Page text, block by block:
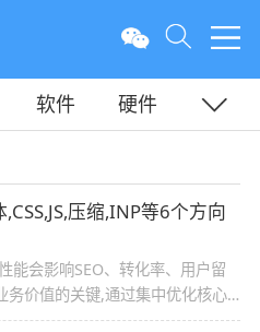
软件
硬件
压缩,INP等6个方向
能会影响SEO、转化率、用户留
务价值的关键,通过集中优化核心
架构等技术,可以在2025年打造